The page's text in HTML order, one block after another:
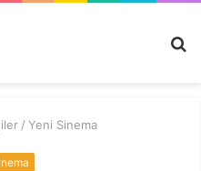
/ Yeni Sinema